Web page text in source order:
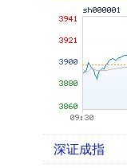
深证成指